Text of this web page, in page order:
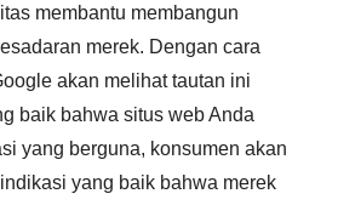
membantu membangun
merek. Dengan cara
akan melihat tautan ini
baik bahwa situs web Anda
yang berguna, konsumen akan
yang baik bahwa merek